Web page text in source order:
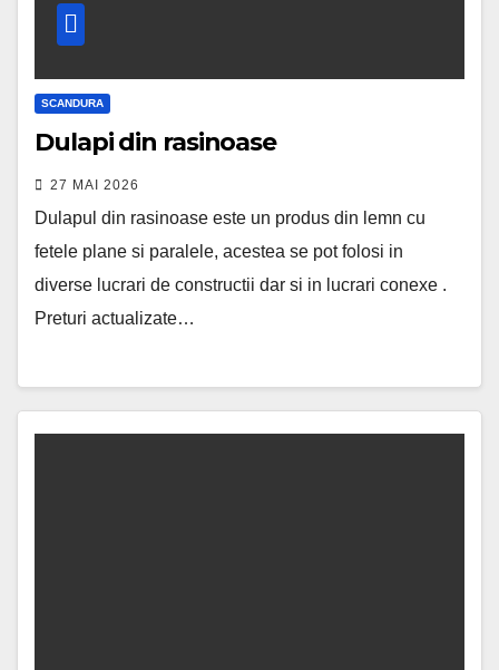
SCANDURA
Dulapi din rasinoase
27 MAI 2026
Dulapul din rasinoase este un produs din lemn cu
fetele plane si paralele, acestea se pot folosi in
diverse lucrari de constructii dar si in lucrari conexe .
Preturi actualizate…